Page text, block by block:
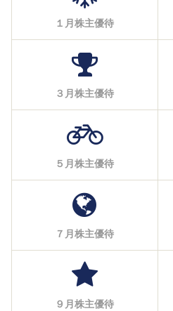
１月株主優待
３月株主優待
５月株主優待
７月株主優待
９月株主優待